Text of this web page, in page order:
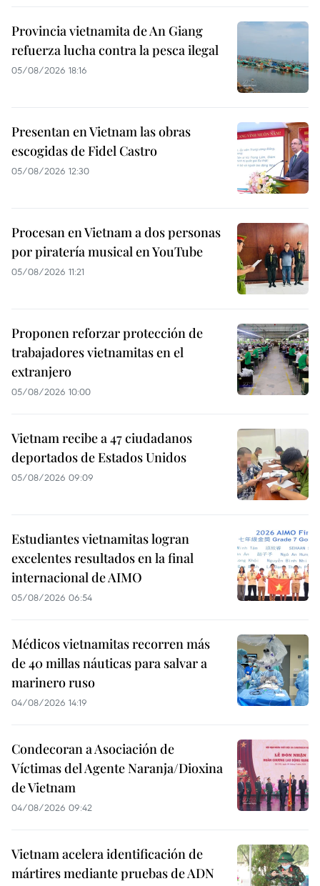
Provincia vietnamita de An Giang
refuerza lucha contra la pesca ilegal
05/08/2026 18:16
Presentan en Vietnam las obras
escogidas de Fidel Castro
05/08/2026 12:30
Procesan en Vietnam a dos personas
por piratería musical en YouTube
05/08/2026 11:21
Proponen reforzar protección de
trabajadores vietnamitas en el
extranjero
05/08/2026 10:00
Vietnam recibe a 47 ciudadanos
deportados de Estados Unidos
05/08/2026 09:09
Estudiantes vietnamitas logran
excelentes resultados en la final
internacional de AIMO
05/08/2026 06:54
Médicos vietnamitas recorren más
de 40 millas náuticas para salvar a
marinero ruso
04/08/2026 14:19
Condecoran a Asociación de
Víctimas del Agente Naranja/Dioxina
de Vietnam
04/08/2026 09:42
Vietnam acelera identificación de
mártires mediante pruebas de ADN